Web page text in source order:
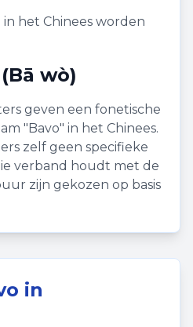
in het Chinees worden
(Bā wò)
geven een fonetische
"Bavo" in het Chinees.
zelf geen specifieke
verband houdt met de
zijn gekozen op basis
in